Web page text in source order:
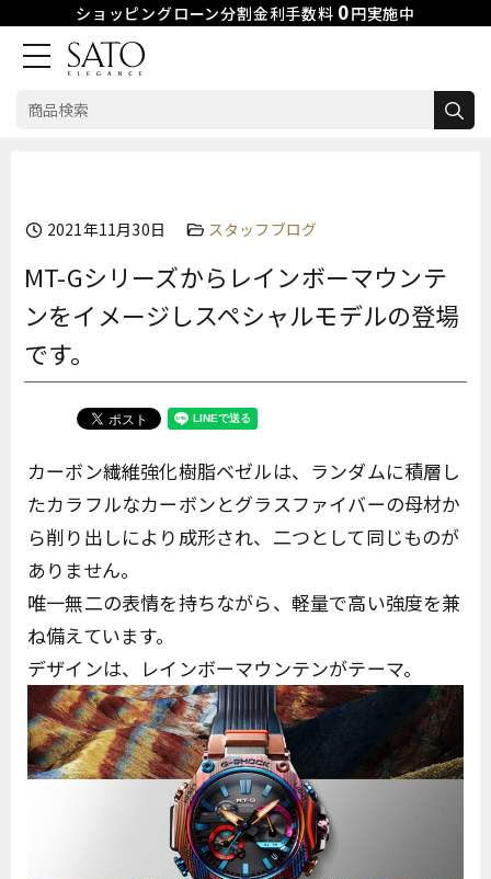
ショッピングローン分割金利手数料 0円実施中
検
2021年11月30日 スタッフブログ
MT-Gシリーズからレインボーマウンテ
ンをイメージしスペシャルモデルの登場
です。
カーボン繊維強化樹脂ベゼルは、ランダムに積層し
たカラフルなカーボンとグラスファイバーの母材か
ら削り出しにより成形され、二つとして同じものが
ありません。
唯一無二の表情を持ちながら、軽量で高い強度を兼
ね備えています。
デザインは、レインボーマウンテンがテーマ。